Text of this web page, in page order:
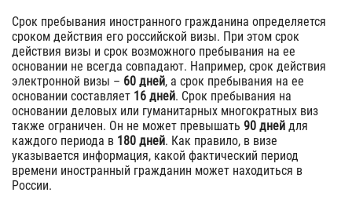
Cрок пребывания иностранного гражданина определяется
сроком действия его российской визы. При этом срок
действия визы и срок возможного пребывания на ее
основании не всегда совпадают. Например, срок действия
электронной визы – 60 дней, а срок пребывания на ее
основании составляет 16 дней. Срок пребывания на
основании деловых или гуманитарных многократных виз
также ограничен. Он не может превышать 90 дней для
каждого периода в 180 дней. Как правило, в визе
указывается информация, какой фактический период
времени иностранный гражданин может находиться в
России.